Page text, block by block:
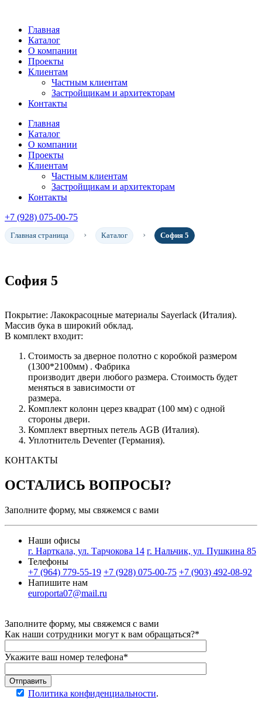
Главная
Каталог
О компании
Проекты
Клиентам
Частным клиентам
Застройщикам и архитекторам
Контакты
Главная
Каталог
О компании
Проекты
Клиентам
Частным клиентам
Застройщикам и архитекторам
Контакты
+7 (928) 075-00-75
Главная страница Каталог София 5
София 5
Покрытие: Лакокрасоцные материалы Sayerlack (Италия).
Массив бука в широкий обклад.
В комплект входит:
Стоимость за дверное полотно с коробкой размером
(1300*2100мм) . Фабрика
производит двери любого размера. Стоимость будет
меняться в зависимости от
размера.
Комплект колонн церез квадрат (100 мм) с одной
стороны двери.
Комплект ввертных петель AGB (Италия).
Уплотнитель Deventer (Германия).
КОНТАКТЫ
ОСТАЛИСЬ ВОПРОСЫ?
Заполните форму, мы свяжемся с вами
Наши офисы
г. Нарткала, ул. Тарчокова 14 г. Нальчик, ул. Пушкина 85
Телефоны
+7 (964) 779-55-19 +7 (928) 075-00-75 +7 (903) 492-08-92
Напишите нам
europorta07@mail.ru
Заполните форму, мы свяжемся с вами
Как наши сотрудники могут к вам обращаться?*
Укажите ваш номер телефона*
Отправить
Политика конфиденциальности.